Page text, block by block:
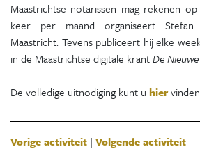
Maastrichtse notarissen mag rekenen op
keer per maand organiseert
Maastricht. Tevens publiceert hij elke
in de Maastrichtse digitale krantDe
De volledige uitnodiging kunt u hier
Vorige activiteit | Volgende activiteit